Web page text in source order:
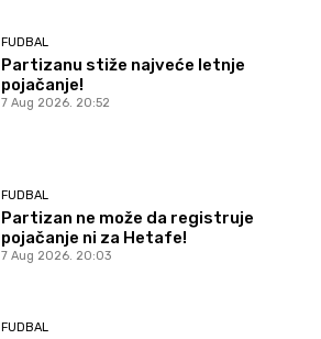
FUDBAL
Partizanu stiže najveće letnje
pojačanje!
7 Aug 2026. 20:52
FUDBAL
Partizan ne može da registruje
pojačanje ni za Hetafe!
7 Aug 2026. 20:03
FUDBAL